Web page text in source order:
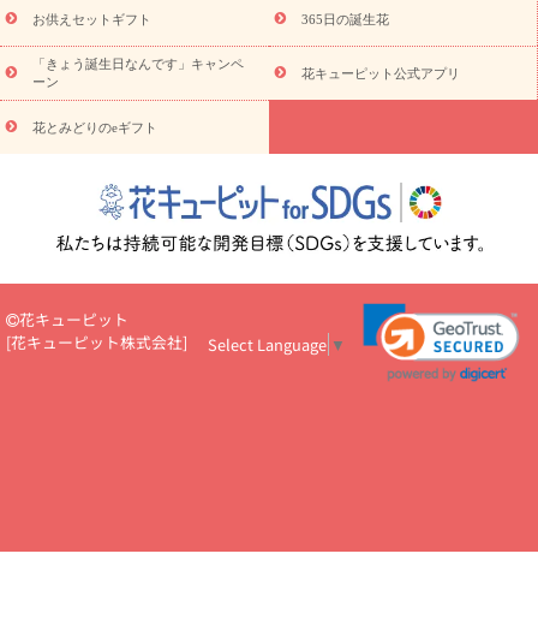
ド
お花の種類 トルコキキョウ
お祝い お祝い・3000円～ お祝い・4000円～
お祝い・
5000円～
お祝い・7000円～ お祝い・ 10000円～
お供え・お
悔やみ
円～
お供え・お悔やみ・
読み物
いのマナー
定年退職祝いのマナー
お祝いを贈るときのマナー・
花キューピットのお祝いコラム一覧
誕生日のお花を「色
彩心理学」で選ぶ方法
結婚祝いの予算相場
出産祝いお役立ち情
ール
新築引っ越し祝いコラム お祝い花のマナー総まとめ
職
場上司や先輩へ贈るお祝い花の正解は？
開店祝いの花 選び方ガイ
あり)
花キューピット×専門家
CO2排出量削減 / SDGsを考える
お供えセットギフト 365日の誕生花
「きょう誕生日なんです」キャンペ
ーン
花キューピット公式アプリ
花とみどりのeギフト
花キューピット
[花キューピット株式会社] Select Language ▼